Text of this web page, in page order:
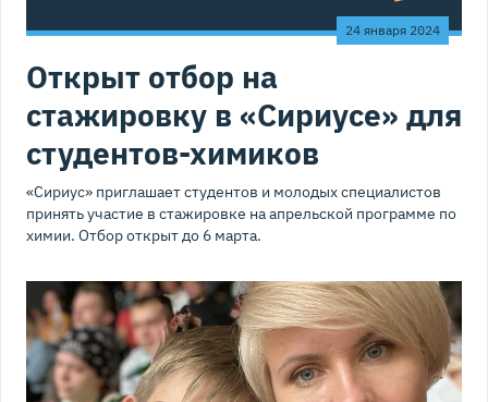
24 января 2024
Открыт отбор на
стажировку в «Сириусе» для
студентов-химиков
«Сириус» приглашает студентов и молодых специалистов
принять участие в стажировке на апрельской программе по
химии. Отбор открыт до 6 марта.